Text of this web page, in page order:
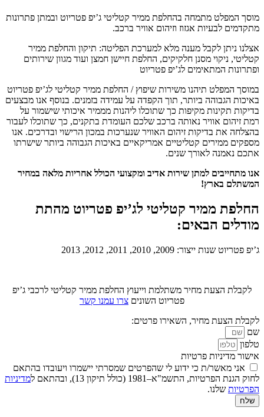
מוסך המפלט מתמחה בהחלפת ממיר קטליטי ג’יפ פטריוט ובמתן פתרונות
מתקדמים לבעיות אגזוז וזיהום אוויר ברכב.
אצלנו ניתן לקבל מענה מלא למערכת הפליטה: תיקון והחלפת ממיר
קטליטי, ניקוי מסנן חלקיקים, החלפת חיישן חמצן ועוד מגוון שירותים
ופתרונות המתאימים לג’יפ פטריוט
במוסך המפלט תיהנו משירות שיפוץ / החלפת ממיר קטליטי לג’יפ פטריוט
באיכות הגבוהה ביותר, תוך הקפדה על עמידה בזמנים. בנוסף אנו מבצעים
בדיקות תקינות מקיפות כך שתוכלו ליהנות מממיר איכותי שישמור על
רמת זיהום אוויר נאותה ברכב שלכם העומדת בתקנים, כך שתוכלו לעבור
בהצלחה את בדיקות זיהום האוויר שנערכות במכון הרישוי ובדרכים. אנו
מספקים ממירים קטליטיים אמריקאיים באיכות הגבוהה ביותר שישרתו
אתכם נאמנה לאורך שנים.
אנו מתחייבים למתן שירות אדיב ומקצועי הכולל אחריות מלאה במחיר
המשתלם בארץ!
החלפת ממיר קטליטי לג’יפ פטריוט מהתת
מודלים הבאים:
ג’יפ פטריוט שנות ייצור: 2009, 2010, 2011, 2012, 2013
לקבלת הצעת מחיר משתלמת וייעוץ החלפת ממיר קטליטי לרכבי ג’יפ
פטריוט השונים צרו עמנו קשר
לקבלת הצעת מחיר, השאירו פרטים:
שם
טלפון
אישור מדיניות פרטיות
אני מאשר/ת כי ידוע לי שהפרטים שמסרתי יישמרו ויעובדו בהתאם
לחוק הגנת הפרטיות, התשמ"א–1981 (כולל תיקון 13), ובהתאם ל
מדיניות
הפרטיות שלנו.
שלח